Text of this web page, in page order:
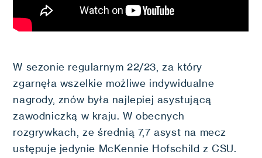
W sezonie regularnym 22/23, za który
zgarnęła wszelkie możliwe indywidualne
nagrody, znów była najlepiej asystującą
zawodniczką w kraju. W obecnych
rozgrywkach, ze średnią 7,7 asyst na mecz
ustępuje jedynie McKennie Hofschild z CSU.